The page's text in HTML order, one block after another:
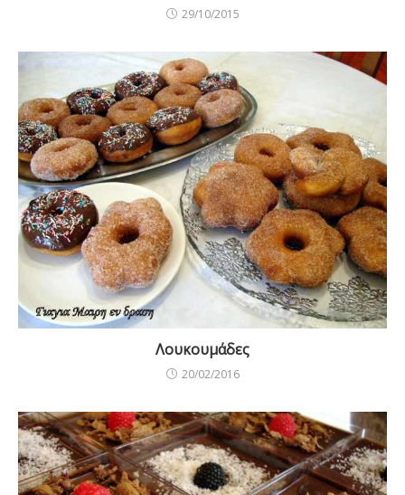
29/10/2015
Λουκουμάδες
20/02/2016